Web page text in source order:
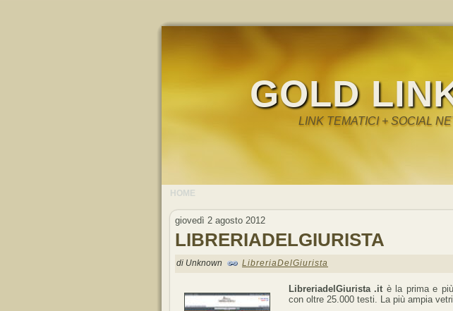
GOLD
LINK TEMATICI + SOCIAL
HOME
giovedì 2 agosto 2012
LIBRERIADELGIURISTA
di Unknown LibreriaDelGiurista
LibreriadelGiurista .itè la prima e più
con oltre 25.000 testi. La più ampia